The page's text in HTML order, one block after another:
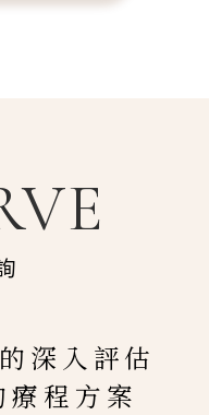
深入評估
程方案